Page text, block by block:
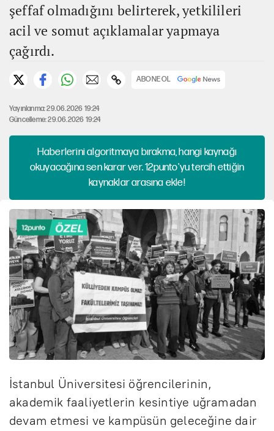
şeffaf olmadığını belirterek, yetkilileri
acil ve somut açıklamalar yapmaya
çağırdı.
ABONE OL
Yayınlanma: 29.06.2026 19:24
Güncelleme: 29.06.2026 19:24
Haberlerini algoritmaya bırakma, hangi kaynağı
okuyacağına sen karar ver. 12punto'yu tercih ettiğin
kaynaklar arasına ekle!
İstanbul Üniversitesi öğrencilerinin,
akademik faaliyetlerin kesintiye uğramadan
devam etmesi ve kampüsün geleceğine dair